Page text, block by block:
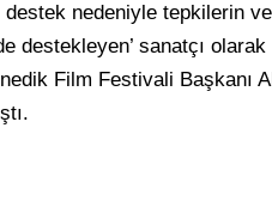
destek nedeniyle tepkilerin
destekleyen’ sanatçı olarak
Film Festivali Başkanı